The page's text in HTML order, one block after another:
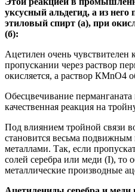
уксусный альдегид, а из
этиловый спирт (а), при
(б):
Ацетилен очень чувствителен
пропускании через раствор
окисляется, а раствор КМnO4
Обесцвечивание
качественная реакция на
Под влиянием тройной связи
становится весьма подвижным
металлами. Так, если
солей серебра или меди (I), то
металлические производные